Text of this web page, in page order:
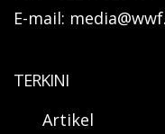
E-mail:
TERKINI
Artikel